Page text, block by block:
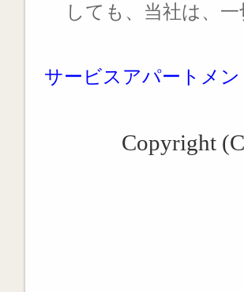
しても、当社は、
サービスアパートメン
Copyright